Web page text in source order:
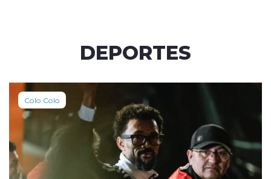
DEPORTES
Colo Colo